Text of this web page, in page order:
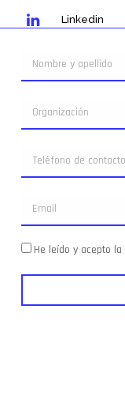
Linkedin
He leído y acepto la